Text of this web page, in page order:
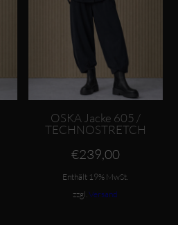
OSKA Jacke 605 /
TECHNOSTRETCH
€239,00
Enthält 19% MwSt.
zzgl.Versand